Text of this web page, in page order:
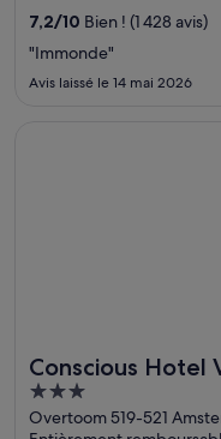
chambres à la propreté
Des attractions
Carmen et Rue
proximité.
7,2/10 Bien ! (1 428 avis)
"Immonde"
Avis laissé le 14 mai 2026
Conscious Hotel
3
out
Overtoom 519-521